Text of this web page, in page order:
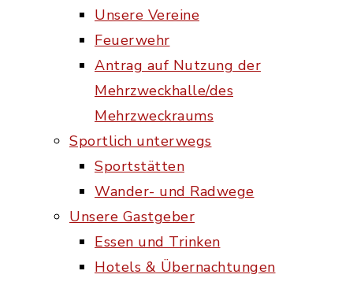
Unsere Vereine
Feuerwehr
Antrag auf Nutzung der
Mehrzweckhalle/des
Mehrzweckraums
Sportlich unterwegs
Sportstätten
Wander- und Radwege
Unsere Gastgeber
Essen und Trinken
Hotels & Übernachtungen